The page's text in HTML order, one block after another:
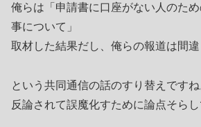
俺らは「申請書に口座がない人のた
事について」
取材した結果だし、俺らの報道は間違
という共同通信の話のすり替えですね
反論されて誤魔化すために論点そらし